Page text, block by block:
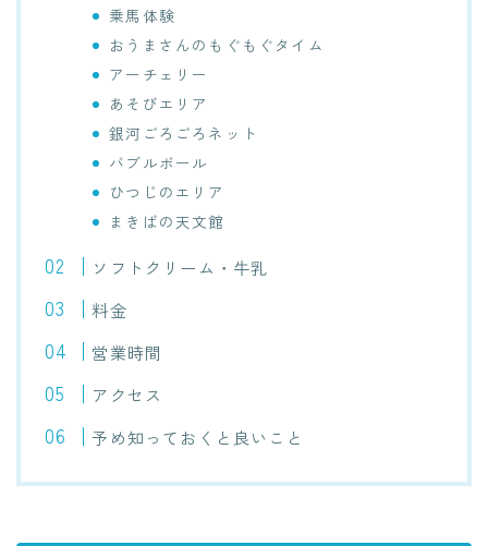
乗馬体験
おうまさんのもぐもぐタイム
アーチェリー
あそびエリア
銀河ごろごろネット
バブルボール
ひつじのエリア
まきばの天文館
ソフトクリーム・牛乳
料金
営業時間
アクセス
予め知っておくと良いこと